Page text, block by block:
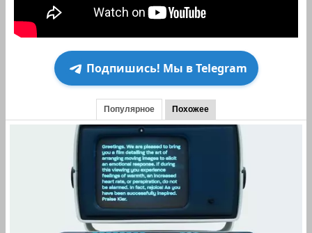
Подпишись! Мы в Telegram
Популярное Похожее